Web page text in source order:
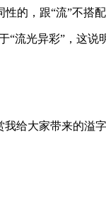
的，跟“流”不搭
流光异彩”，这说
给大家带来的溢